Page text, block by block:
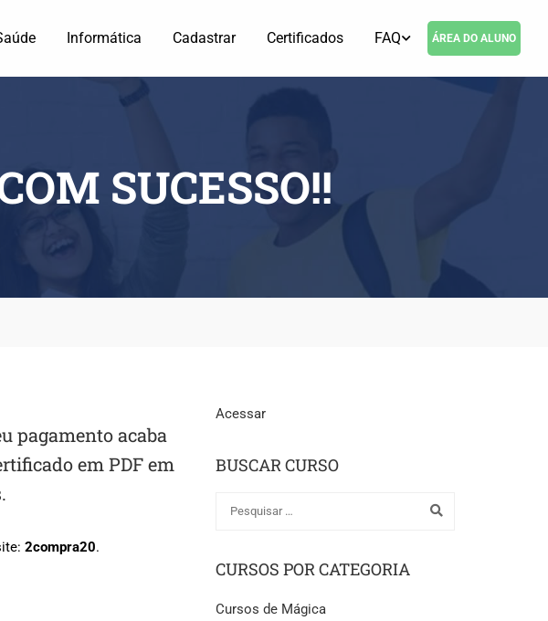
Informática Cadastrar Certificados FAQ ÁREA DO ALUNO
SUCESSO!!
pagamento acaba
em PDF em
2compra20.
Acessar
BUSCAR CURSO
CURSOS POR CATEGORIA
Cursos de Mágica